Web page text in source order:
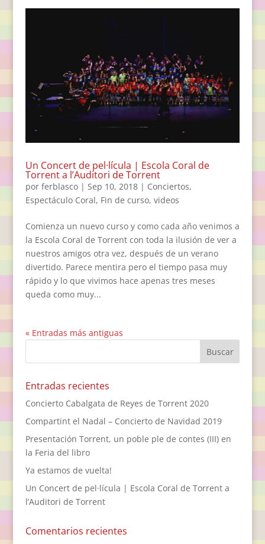
Un Concert de pel·lícula | Escola Coral de
Torrent a l’Auditori de Torrent
por ferblasco| Sep 10, 2018| Conciertos,
Espectáculo Coral, Fin de curso, videos
Comienza un nuevo curso y como cada año venimos a
la Escola Coral de Torrent con toda la ilusión de ver a
nuestros amigos otra vez, después de un verano
divertido. Parece mentira pero el tiempo pasa muy
rápido y lo que vivimos hace apenas tres meses
queda como muy...
« Entradas más antiguas
Entradas recientes
Concierto Cabalgata de Reyes de Torrent 2020
Compartint el Nadal – Concierto de Navidad 2019
Presentación Torrent, un poble ple de contes (III) en
la Feria del libro
Ya estamos de vuelta!
Un Concert de pel·lícula | Escola Coral de Torrent a
l’Auditori de Torrent
Comentarios recientes